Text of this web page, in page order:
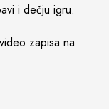
i dečju igru.
zapisa na